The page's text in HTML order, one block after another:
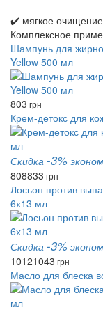
✔️ мягкое
Комплексное
Шампунь для
Yellow 500 мл
803 грн
Крем-детокс для
Скидка -3%
808833 грн
Лосьон против
6х13 мл
Скидка -3%
10121043 грн
Масло для блеска